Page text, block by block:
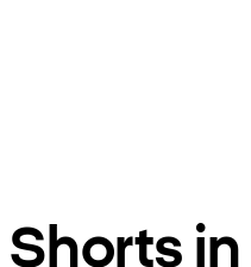
Shorts